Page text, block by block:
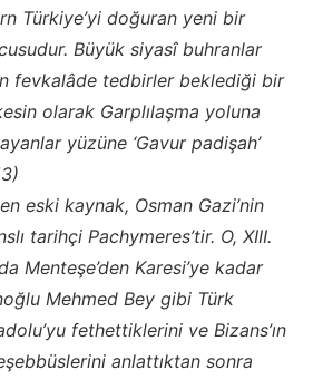
Türkiye’yi doğuran yeni bir
Büyük siyasî buhranlar
fevkalâde tedbirler beklediği bir
olarak Garplılaşma yoluna
yüzüne ‘Gavur padişah’
eski kaynak, Osman Gazi’nin
tarihçi Pachymeres’tir. O, XIII.
Menteşe’den Karesi’ye kadar
Mehmed Bey gibi Türk
fethettiklerini ve Bizans’ın
anlattıktan sonra